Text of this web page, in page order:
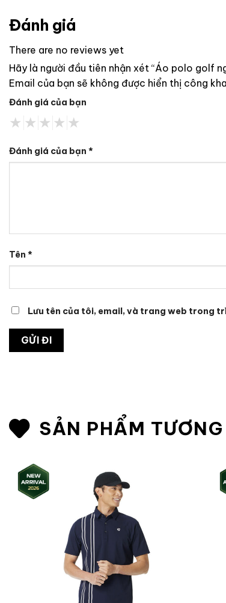
Đánh giá
There are no reviews yet
Hãy là người đầu tiên nhận xét “Áo polo golf
Email của bạn sẽ không được hiển thị công
Đánh giá của bạn
Đánh giá của bạn *
Tên *
Lưu tên của tôi, email, và trang web trong
SẢN PHẨM